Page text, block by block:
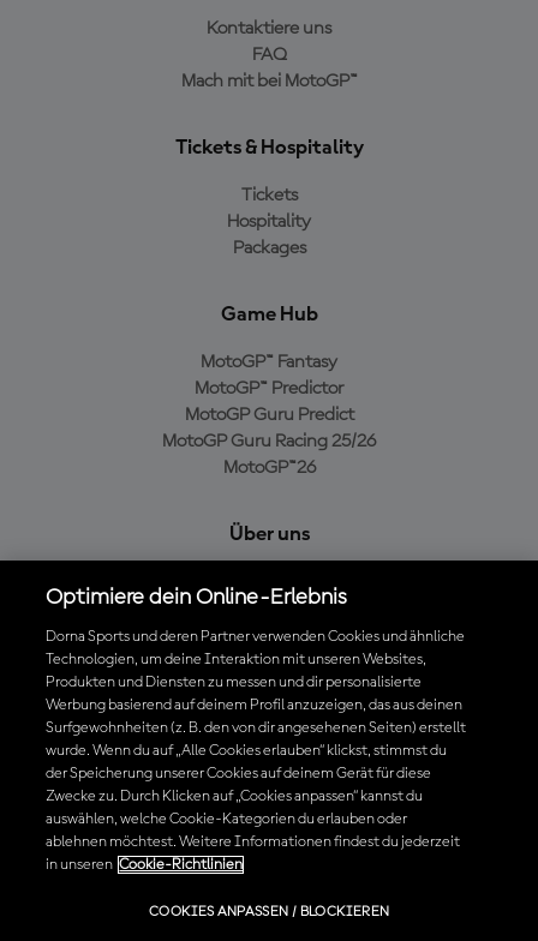
Kontaktiere uns
FAQ
Mach mit bei MotoGP™
Tickets & Hospitality
Tickets
Hospitality
Packages
Game Hub
MotoGP™ Fantasy
MotoGP™ Predictor
MotoGP Guru Predict
MotoGP Guru Racing 25/26
MotoGP™26
Über uns
Cookie-Richtlinien
Geschäftsbedingungen
Datenschutzrichtlinien
Kaufrichtlinie
Die offizielle MotoGP™ App herunterladen
© 2026 MotoGP Sports Entertainment Group. Alle Rechte vorbehalten.
Optimiere dein Online-Erlebnis
Dorna Sports und deren Partner verwenden Cookies und ähnliche
Technologien, um deine Interaktion mit unseren Websites,
Produkten und Diensten zu messen und dir personalisierte
Werbung basierend auf deinem Profil anzuzeigen, das aus deinen
Surfgewohnheiten (z. B. den von dir angesehenen Seiten) erstellt
wurde. Wenn du auf „Alle Cookies erlauben“ klickst, stimmst du
der Speicherung unserer Cookies auf deinem Gerät für diese
Zwecke zu. Durch Klicken auf „Cookies anpassen“ kannst du
auswählen, welche Cookie-Kategorien du erlauben oder
ablehnen möchtest. Weitere Informationen findest du jederzeit
in unseren Cookie-Richtlinien
COOKIES ANPASSEN / BLOCKIEREN